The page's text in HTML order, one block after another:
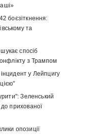
боєзіткнення:
та
спосіб
з Трампом
у Лейпцигу
Зеленський
до прихованої
опозиції